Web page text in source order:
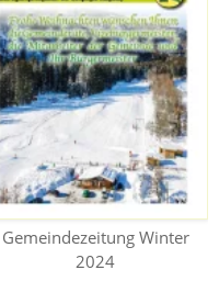
Gemeindezeitung Winter
2024